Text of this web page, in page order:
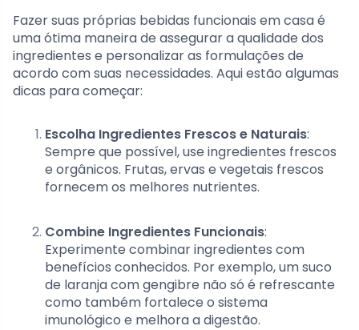
Fazer suas próprias bebidas funcionais em casa é
uma ótima maneira de assegurar a qualidade dos
ingredientes e personalizar as formulações de
acordo com suas necessidades. Aqui estão algumas
dicas para começar:
Escolha Ingredientes Frescos e Naturais:
Sempre que possível, use ingredientes frescos
e orgânicos. Frutas, ervas e vegetais frescos
fornecem os melhores nutrientes.
Combine Ingredientes Funcionais:
Experimente combinar ingredientes com
benefícios conhecidos. Por exemplo, um suco
de laranja com gengibre não só é refrescante
como também fortalece o sistema
imunológico e melhora a digestão.